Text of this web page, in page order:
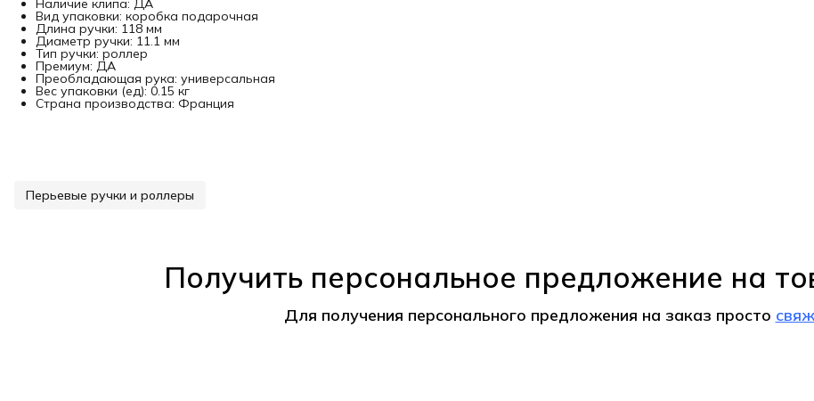
Наличие клипа: ДА
Вид упаковки: коробка подарочная
Длина ручки: 118 мм
Диаметр ручки: 11.1 мм
Тип ручки: роллер
Премиум: ДА
Преобладающая рука: универсальная
Вес упаковки (ед): 0.15 кг
Страна производства: Франция
Перьевые ручки и роллеры
Получить персональное предложение на
Для получения персонального предложения на заказ просто